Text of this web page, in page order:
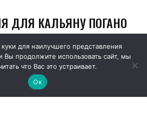
для наилучшего представления
Вы продолжите использовать сайт, мы
что Вас это устраивает.
Ок